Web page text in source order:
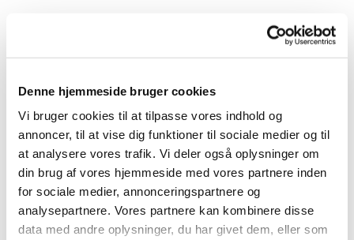
Denne hjemmeside bruger cookies
Vi bruger cookies til at tilpasse vores indhold og
annoncer, til at vise dig funktioner til sociale medier og til
at analysere vores trafik. Vi deler også oplysninger om
din brug af vores hjemmeside med vores partnere inden
for sociale medier, annonceringspartnere og
analysepartnere. Vores partnere kan kombinere disse
data med andre oplysninger, du har givet dem, eller som